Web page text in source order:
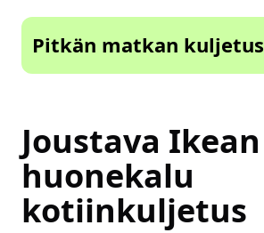
Pitkän matkan kuljetus
Joustava Ikean
huonekalu
kotiinkuljetus